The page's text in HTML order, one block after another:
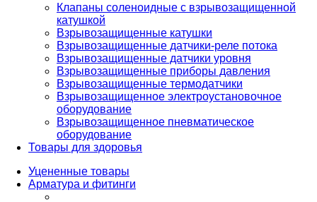
Клапаны соленоидные с взрывозащищенной
катушкой
Взрывозащищенные катушки
Взрывозащищенные датчики-реле потока
Взрывозащищенные датчики уровня
Взрывозащищенные приборы давления
Взрывозащищенные термодатчики
Взрывозащищенное электроустановочное
оборудование
Взрывозащищенное пневматическое
оборудование
Товары для здоровья
Уцененные товары
Арматура и фитинги